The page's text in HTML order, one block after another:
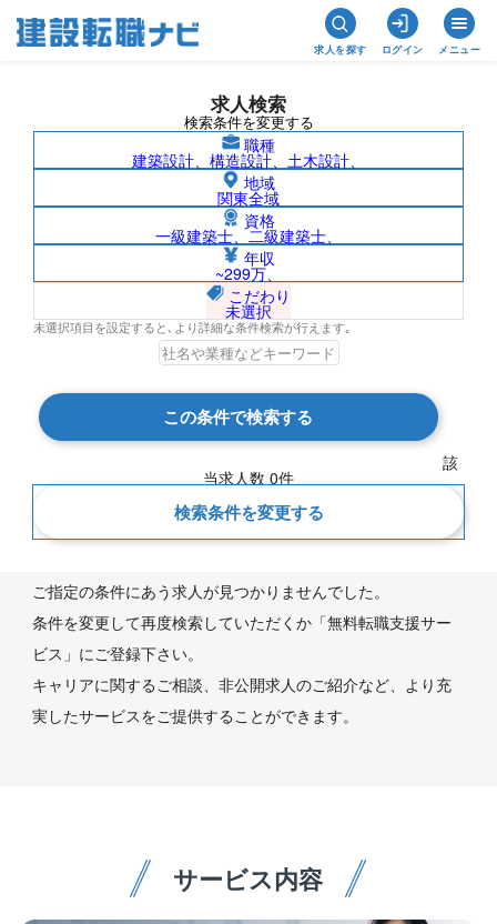
求人を探す ログイン メニュー
求人検索
検索条件を変更する
職種
建築設計、構造設計、土木設計、
地域
関東全域
資格
一級建築士、二級建築士、
年収
~299万、
こだわり
未選択
未選択項目を設定すると､より詳細な条件検索が行えます｡
この条件で検索する
該
当求人数 0件
検索条件を変更する
南米/株式会社マネッジパートナーの求人
検索結果一覧
新着順
ご指定の条件にあう求人が見つかりませんでした。
条件を変更して再度検索していただくか「無料転職支援サー
ビス」にご登録下さい。
キャリアに関するご相談、非公開求人のご紹介など、より充
実したサービスをご提供することができます。
サービス内容